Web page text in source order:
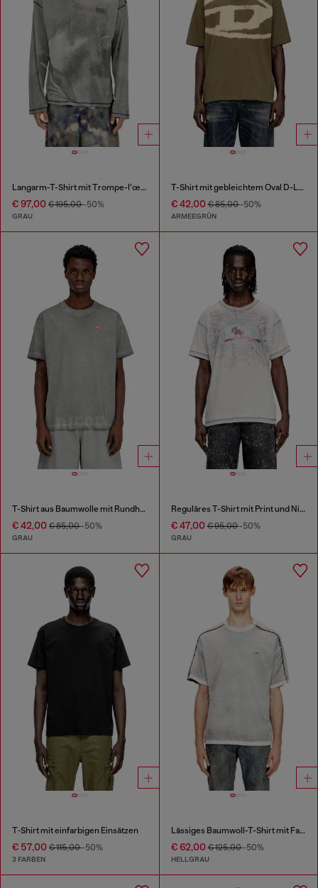
Langarm-T-Shirt mit Trompe-l’œil-Print
€ 97,00 € 195,00-50%
GRAU
T-Shirt mit gebleichtem Oval D-Logo
€ 42,00€ 85,00-50%
ARMEEGRÜN
T-Shirt aus Baumwolle mit Rundhalsausschnitt und Druck
€ 42,00 € 85,00-50%
GRAU
Reguläres T-Shirt mit Print und Nieten
€ 47,00€ 95,00-50%
GRAU
T‑Shirt mit einfarbigen Einsätzen
€ 57,00 € 115,00-50%
3 FARBEN
Lässiges Baumwoll-T-Shirt mit Farbspray
€ 62,00€ 125,00-50%
HELLGRAU